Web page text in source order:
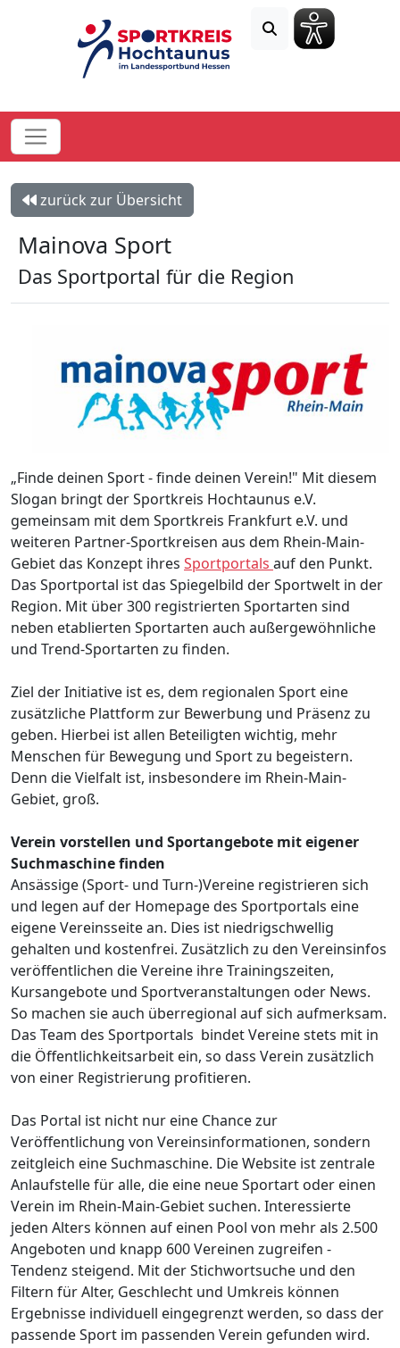
zurück zur Übersicht
Mainova Sport
Das Sportportal für die Region
„Finde deinen Sport - finde deinen Verein!" Mit diesem
Slogan bringt der Sportkreis Hochtaunus e.V.
gemeinsam mit dem Sportkreis Frankfurt e.V. und
weiteren Partner-Sportkreisen aus dem Rhein-Main­
Gebiet das Konzept ihres Sportportals auf den Punkt.
Das Sportportal ist das Spiegelbild der Sportwelt in der
Region. Mit über 300 registrierten Sportarten sind
neben etablierten Sportarten auch außergewöhnliche
und Trend-Sportarten zu finden.
Ziel der Initiative ist es, dem regionalen Sport eine
zusätzliche Plattform zur Bewerbung und Präsenz zu
geben. Hierbei ist allen Beteiligten wichtig, mehr
Menschen für Bewegung und Sport zu begeistern.
Denn die Vielfalt ist, insbesondere im Rhein-Main-
Gebiet, groß.
Verein vorstellen und Sportangebote mit eigener
Suchmaschine finden
Ansässige (Sport- und Turn-)Vereine registrieren sich
und legen auf der Homepage des Sportportals eine
eigene Vereinsseite an. Dies ist niedrigschwellig
gehalten und kostenfrei. Zusätzlich zu den Vereinsinfos
veröffentlichen die Vereine ihre Trainingszeiten,
Kursangebote und Sportveranstaltungen oder News.
So machen sie auch überregional auf sich aufmerksam.
Das Team des Sportportals bindet Vereine stets mit in
die Öffentlichkeitsarbeit ein, so dass Verein zusätzlich
von einer Registrierung profitieren.
Das Portal ist nicht nur eine Chance zur
Veröffentlichung von Vereinsinformationen, sondern
zeitgleich eine Suchmaschine. Die Website ist zentrale
Anlaufstelle für alle, die eine neue Sportart oder einen
Verein im Rhein-Main-Gebiet suchen. Interessierte
jeden Alters können auf einen Pool von mehr als 2.500
Angeboten und knapp 600 Vereinen zugreifen -
Tendenz steigend. Mit der Stichwortsuche und den
Filtern für Alter, Geschlecht und Umkreis können
Ergebnisse individuell eingegrenzt werden, so dass der
passende Sport im passenden Verein gefunden wird.